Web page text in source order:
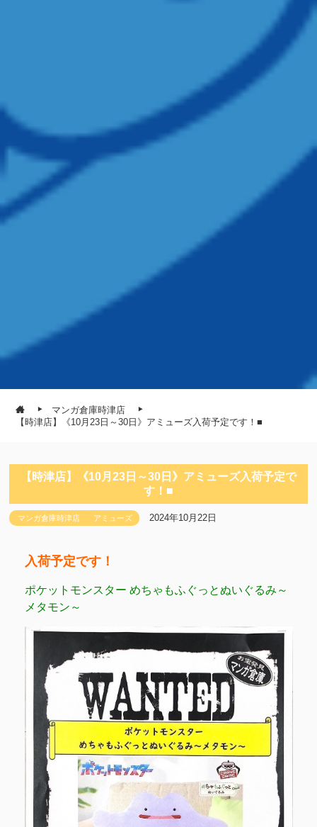
マンガ倉庫時津店
【時津店】《10月23日～30日》アミューズ入荷予定です！■
【時津店】《10月23日～30日》アミューズ入荷予定で
す！■
マンガ倉庫時津店 アミューズ 2024年10月22日
入荷予定です！
ポケットモンスター めちゃもふぐっとぬいぐるみ～
メタモン～